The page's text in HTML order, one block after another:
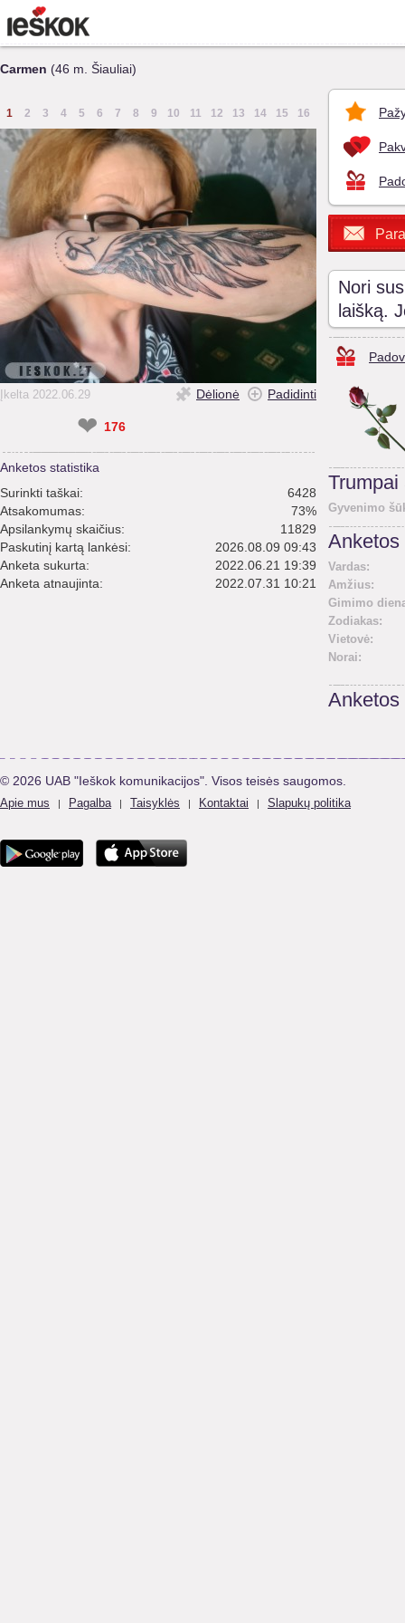
Carmen (46 m. Šiauliai)
1 2 3 4 5 6 7 8 9 10 11 12 13 14 15 16
Įkelta 2022.06.29 Dėlionė Padidinti
❤ 176
Anketos statistika
Surinkti taškai:
6428
Atsakomumas:
73%
Apsilankymų skaičius:
11829
Paskutinį kartą lankėsi:
2026.08.09 09:43
Anketa sukurta:
2022.06.21 19:39
Anketa atnaujinta:
2022.07.31 10:21
Nori
laišką.
Trumpai
Gyvenimo
Anketos
Vardas:
Amžius:
Gimimo
Zodiakas:
Vietovė:
Norai:
Anketos
© 2026 UAB "Ieškok komunikacijos". Visos teisės saugomos.
Apie mus | Pagalba | Taisyklės | Kontaktai | Slapukų politika